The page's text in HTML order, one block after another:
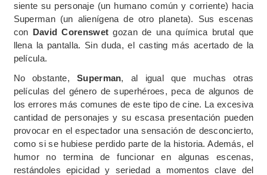
siente su personaje (un humano común y corriente) hacia
Superman (un alienígena de otro planeta). Sus escenas
con David Corenswet gozan de una química brutal que
llena la pantalla. Sin duda, el casting más acertado de la
película.
No obstante, Superman, al igual que muchas otras
películas del género de superhéroes, peca de algunos de
los errores más comunes de este tipo de cine. La excesiva
cantidad de personajes y su escasa presentación pueden
provocar en el espectador una sensación de desconcierto,
como si se hubiese perdido parte de la historia. Además, el
humor no termina de funcionar en algunas escenas,
restándoles epicidad y seriedad a momentos clave del